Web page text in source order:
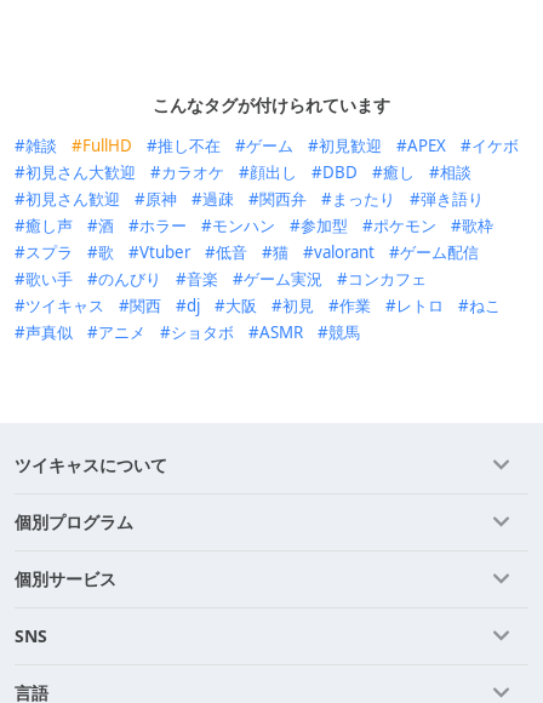
こんなタグが付けられています
雑談 FullHD 推し不在 ゲーム 初見歓迎 APEX
イケボ
初見さん大歓迎
カラオケ 顔出し DBD 癒し
相談
初見さん歓迎
原神 過疎 関西弁 まったり
弾き語り
癒し声
酒 ホラー モンハン 参加型 ポケモン
歌枠
スプラ
歌 Vtuber 低音 猫 valorant
ゲーム配信
歌い手
のんびり 音楽 ゲーム実況
コンカフェ
ツイキャス
関西 dj 大阪 初見 作業 レトロ
ねこ
声真似
アニメ ショタボ ASMR 競馬
ツイキャスについて
個別プログラム
個別サービス
SNS
言語